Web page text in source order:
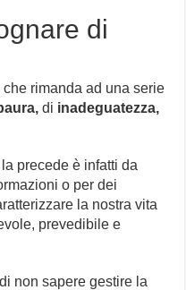
di
rimanda ad una serie
di inadeguatezza,
precede è infatti da
o per dei
la nostra vita
prevedibile e
non sapere gestire la